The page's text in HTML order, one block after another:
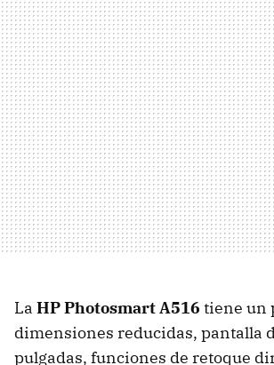
La HP Photosmart A516 tiene un
dimensiones reducidas, pantalla
pulgadas, funciones de retoque